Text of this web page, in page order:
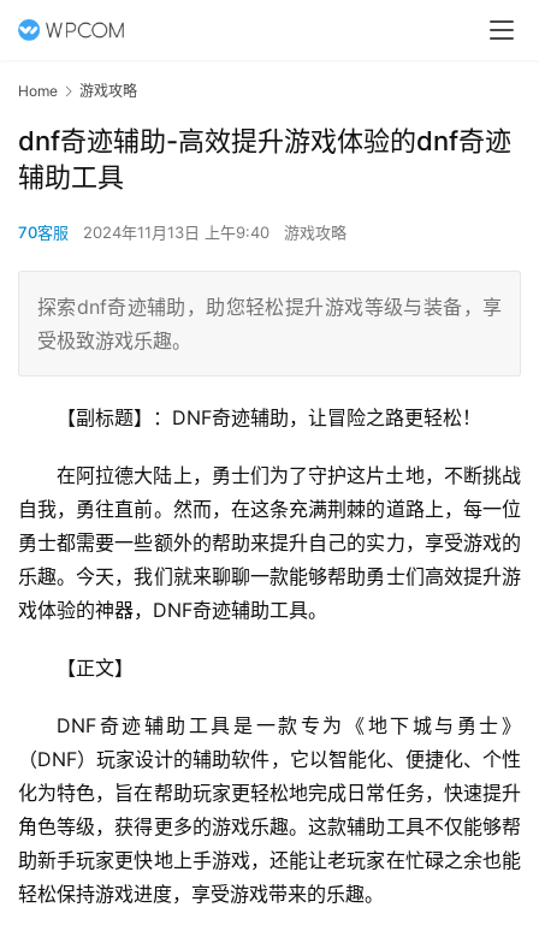
Home 游戏攻略
dnf奇迹辅助-高效提升游戏体验的dnf奇迹
辅助工具
70客服 2024年11月13日 上午9:40 游戏攻略
探索dnf奇迹辅助，助您轻松提升游戏等级与装备，享
受极致游戏乐趣。
【副标题】：DNF奇迹辅助，让冒险之路更轻松！
在阿拉德大陆上，勇士们为了守护这片土地，不断挑战
自我，勇往直前。然而，在这条充满荆棘的道路上，每一位
勇士都需要一些额外的帮助来提升自己的实力，享受游戏的
乐趣。今天，我们就来聊聊一款能够帮助勇士们高效提升游
戏体验的神器，DNF奇迹辅助工具。
【正文】
DNF奇迹辅助工具是一款专为《地下城与勇士》
（DNF）玩家设计的辅助软件，它以智能化、便捷化、个性
化为特色，旨在帮助玩家更轻松地完成日常任务，快速提升
角色等级，获得更多的游戏乐趣。这款辅助工具不仅能够帮
助新手玩家更快地上手游戏，还能让老玩家在忙碌之余也能
轻松保持游戏进度，享受游戏带来的乐趣。